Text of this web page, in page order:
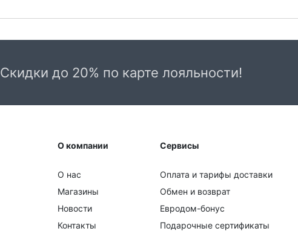
Скидки до 20% по карте лояльности!
О компании
О нас
Магазины
Новости
Контакты
Сервисы
Оплата и тарифы доставки
Обмен и возврат
Евродом-бонус
Подарочные сертификаты